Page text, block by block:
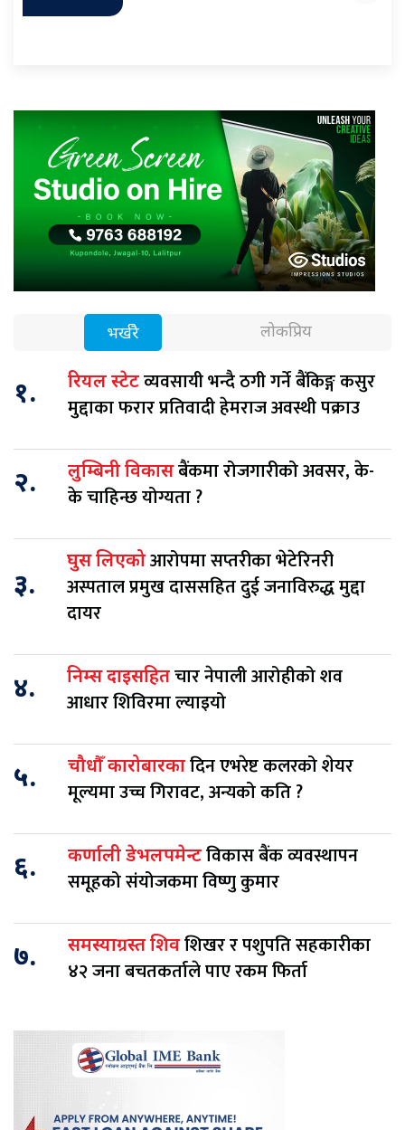
भर्खरै लोकप्रिय
१. रियल स्टेटव्यवसायी भन्दै ठगी गर्ने बैंकिङ्ग कसुर
मुद्दाका फरार प्रतिवादी हेमराज अवस्थी पक्राउ
२. लुम्बिनी विकासबैंकमा रोजगारीको अवसर, के-
के चाहिन्छ योग्यता ?
३.
घुस लिएकोआरोपमा सप्तरीका भेटेरिनरी
अस्पताल प्रमुख दाससहित दुई जनाविरुद्ध मुद्दा
दायर
४. निम्स दाइसहितचार नेपाली आरोहीको शव
आधार शिविरमा ल्याइयो
५. चौधौँ कारोबारकादिन एभरेष्ट कलरको शेयर
मूल्यमा उच्च गिरावट, अन्यको कति ?
६. कर्णाली डेभलपमेन्टविकास बैंक व्यवस्थापन
समूहको संयोजकमा विष्णु कुमार
७. समस्याग्रस्त शिवशिखर र पशुपति सहकारीका
४२ जना बचतकर्ताले पाए रकम फिर्ता